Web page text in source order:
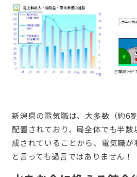
新潟県の電気職は、大多数（約6
配置されており、局全体でも半
成されていることから、電気職が
と言っても過言ではありません！